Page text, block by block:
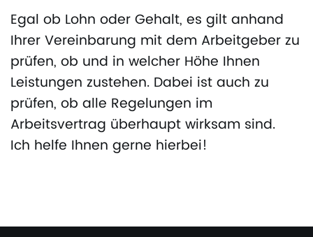
Egal ob Lohn oder Gehalt, es gilt anhand
Ihrer Vereinbarung mit dem Arbeitgeber zu
prüfen, ob und in welcher Höhe Ihnen
Leistungen zustehen. Dabei ist auch zu
prüfen, ob alle Regelungen im
Arbeitsvertrag überhaupt wirksam sind.
Ich helfe Ihnen gerne hierbei!